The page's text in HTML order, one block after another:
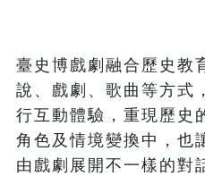
臺史博戲劇融合歷史教
說、戲劇、歌曲等方式
行互動體驗，重現歷史
角色及情境變換中，也
由戲劇展開不一樣的對